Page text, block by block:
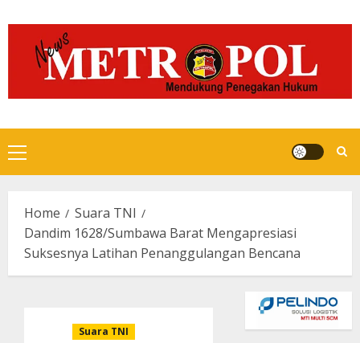
to
content
Primary
Menu
Home
Suara TNI
Dandim 1628/Sumbawa Barat Mengapresiasi
Suksesnya Latihan Penanggulangan Bencana
Suara TNI